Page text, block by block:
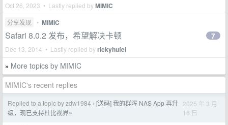
Oct 26, 2023 • Lastly replied byMIMIC
分享发现 • MIMIC
Safari 8.0.2 发布，希望解决卡顿
Dec 13, 2014 • Lastly replied byrickyhufei
7
» More topics by MIMIC
MIMIC's recent replies
Replied to a topic by zdw1984 › [送码] 我的群晖 NAS App 再升
级，现已支持杜比视界~
2025 年 3 月
16 日